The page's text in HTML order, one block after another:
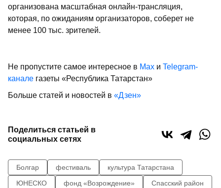
организована масштабная онлайн-трансляция,
которая, по ожиданиям организаторов, соберет не
менее 100 тыс. зрителей.
Не пропустите самое интересное в Max и Telegram-
канале газеты «Республика Татарстан»
Больше статей и новостей в «Дзен»
Поделиться статьей в
социальных сетях
Болгар фестиваль
культура Татарстана
ЮНЕСКО
фонд «Возрождение»
Спасский район